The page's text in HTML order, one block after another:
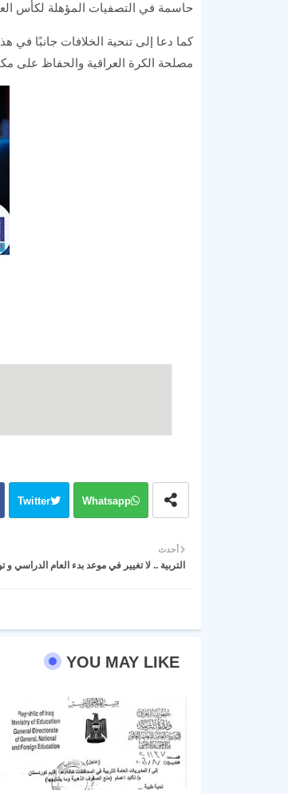
حاسمة في التصفيات المؤهلة لكأس
كما دعا إلى تنحية الخلافات جانبًا في
مصلحة الكرة العراقية والحفاظ على
Twitter Whatsapp
أحدث
التربية .. لا تغيير في موعد بدء العام الدراسي و
YOU MAY LIKE